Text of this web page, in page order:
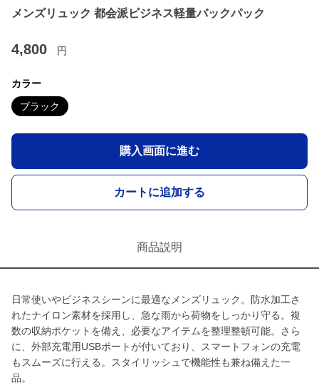
メンズリュック 都会派ビジネス軽量バックパック
4,800 円
カラー
ブラック
購入画面に進む
カートに追加する
商品説明
日常使いやビジネスシーンに最適なメンズリュック。防水加工さ
れたナイロン素材を採用し、急な雨から荷物をしっかり守る。複
数の収納ポケットを備え、必要なアイテムを整理整頓可能。さら
に、外部充電用USBポートが付いており、スマートフォンの充電
もスムーズに行える。スタイリッシュで機能性も兼ね備えた一
品。